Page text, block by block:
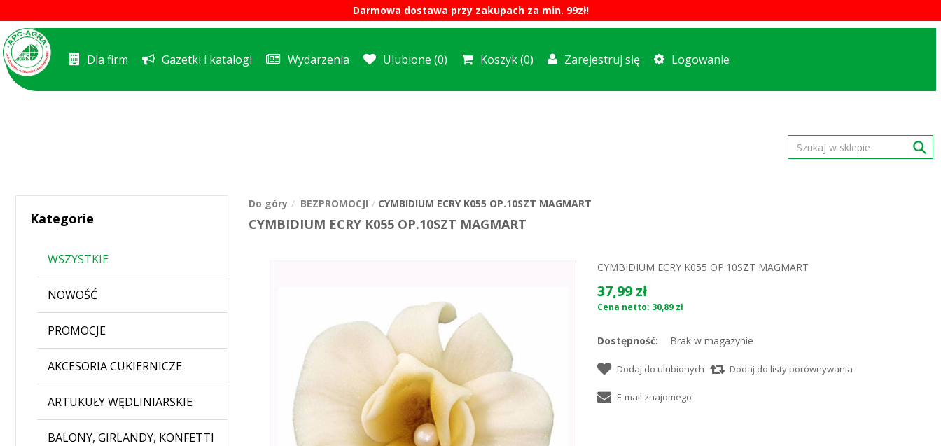
Darmowa dostawa przy zakupach za min. 99zł!
Dla firm Gazetki i katalogi Wydarzenia Ulubione (0) Koszyk (0) Zarejestruj się Logowanie
Kategorie
WSZYSTKIE
NOWOŚĆ
PROMOCJE
AKCESORIA CUKIERNICZE
ARTUKUŁY WĘDLINIARSKIE
BALONY, GIRLANDY, KONFETTI
Do góry BEZPROMOCJI CYMBIDIUM ECRY K055 OP.10SZT MAGMART
CYMBIDIUM ECRY K055 OP.10SZT MAGMART
CYMBIDIUM ECRY K055 OP.10SZT MAGMART
37,99 zł
Cena netto: 30,89 zł
Dostępność: Brak w magazynie